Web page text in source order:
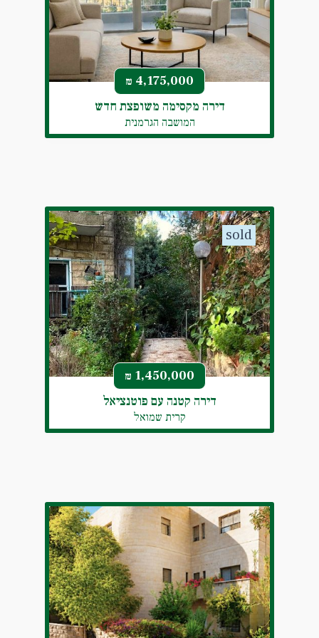
4,175,000
₪
דירה מקסימה משופצת חדש
המושבה הגרמנית
sold
1,450,000
₪
דירה קטנה עם פוטנציאל
קרית שמואל